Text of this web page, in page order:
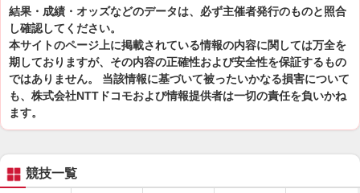
結果・成績・オッズなどのデータは、必ず主催者発行のものと照合
し確認してください。
本サイトのページ上に掲載されている情報の内容に関しては万全を
期しておりますが、その内容の正確性および安全性を保証するもの
ではありません。 当該情報に基づいて被ったいかなる損害について
も、株式会社NTTドコモおよび情報提供者は一切の責任を負いかね
ます。
競技一覧